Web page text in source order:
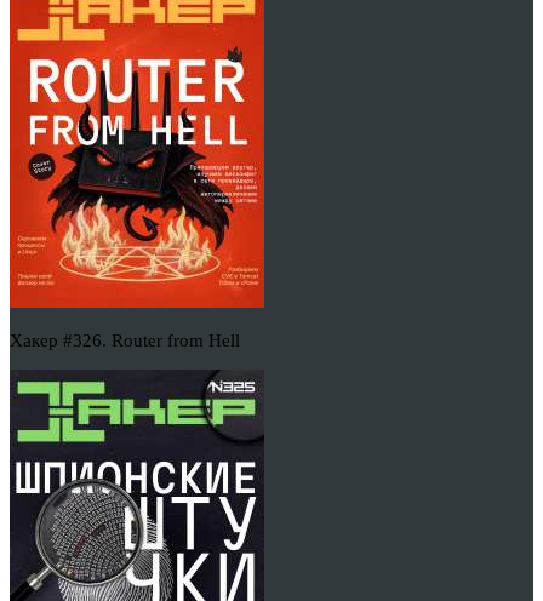
Хакер #326. Router from Hell